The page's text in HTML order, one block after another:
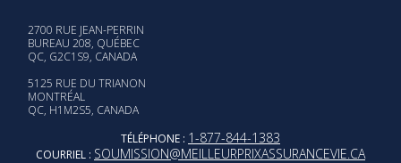
2700 RUE JEAN-PERRIN
BUREAU 208, QUÉBEC
QC, G2C1S9, CANADA
5125 RUE DU TRIANON
MONTRÉAL
QC, H1M2S5, CANADA
TÉLÉPHONE : 1-877-844-1383
COURRIEL : SOUMISSION@MEILLEURPRIXASSURANCEVIE.CA